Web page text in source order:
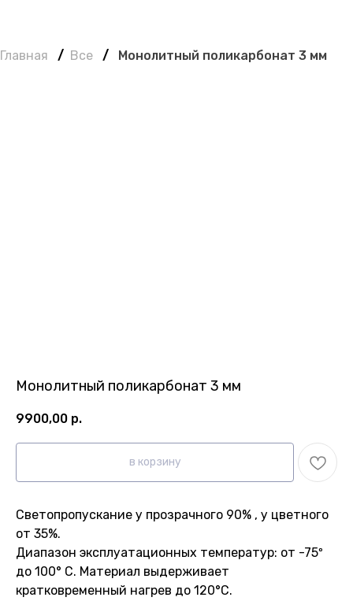
Главная / Все / Монолитный поликарбонат 3 мм
Монолитный поликарбонат 3 мм
9900,00 р.
в корзину
Cветопропускание у прозрачного 90% , у цветного
от 35%.
Диапазон эксплуатационных температур: от -75º
до 100° С. Материал выдерживает
кратковременный нагрев до 120°С.